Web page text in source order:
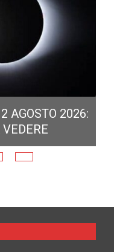
AGOSTO 2026: